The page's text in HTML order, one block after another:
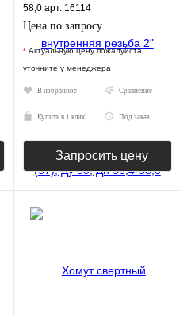
58,0 арт. 16114
Цена по запросу
* Актуальную цену пожалуйста
уточните у менеджера
В избранное Сравнение
Купить в 1 клик Под заказ
Запросить цену